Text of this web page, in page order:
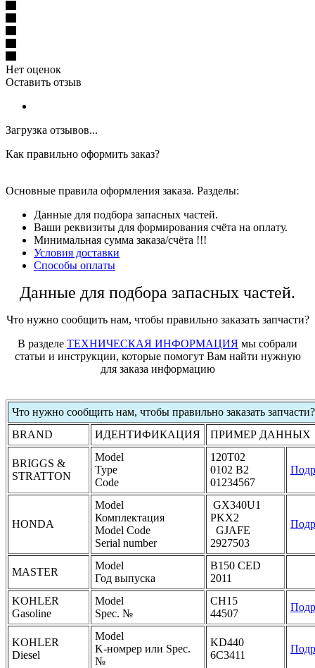
Нет оценок
Оставить отзыв
Загрузка отзывов...
Как правильно оформить заказ?
Основные правила оформления заказа. Разделы:
Данные для подбора запасных частей.
Ваши реквизиты для формирования счёта на оплату.
Минимальная сумма заказа/счёта !!!
Условия доставки
Способы оплаты
Данные для подбора запасных частей.
Что нужно сообщить нам, чтобы правильно заказать запчасти?
В разделе ТЕХНИЧЕСКАЯ ИНФОРМАЦИЯ мы собрали
статьи и инструкции, которые помогут Вам найти нужную
для заказа информацию
Что нужно сообщить нам, чтобы правильно заказать запчасти?
BRAND
ИДЕНТИФИКАЦИЯ ПРИМЕР ДАННЫХ
BRIGGS &
STRATTON
Model
Type
Code
120T02
0102 B2
01234567
HONDA
Model
Комплектация
Model Code
Serial number
GX340U1
PKX2
GJAFE
2927503
MASTER
Model
Год выпуска
B150 CED
2011
KOHLER
Gasoline
Model
Spec. №
CH15
44507
KOHLER
Diesel
Model
K-номрер или Spec.
№
KD440
6C3411